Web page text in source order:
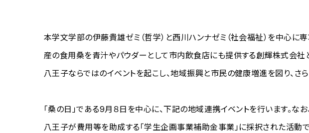
本学文学部の伊藤貴雄ゼミ（哲学）と西川ハンナゼミ（社会福祉）を中心に
産の食用桑を青汁やパウダーとして市内飲食店にも提供する創輝株式会社
八王子ならではのイベントを起こし、地域振興と市民の健康増進を図り、
「桑の日」である9月８日を中心に、下記の地域連携イベントを行います。
八王子が費用等を助成する「学生企画事業補助金事業」に採択された活動で